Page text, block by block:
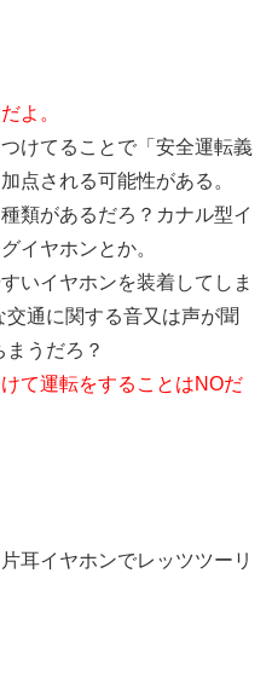
よ。
けてることで「安全運転義
点される可能性がある。
類があるだろ？カナル型イ
イヤホンとか。
いイヤホンを装着してしま
交通に関する音又は声が聞
まうだろ？
て運転をすることはNOだ
耳イヤホンでレッツツーリ